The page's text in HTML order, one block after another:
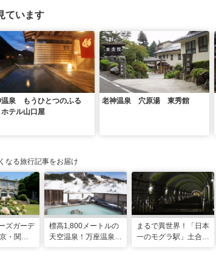
ています
温泉 もうひとつのふる
テル山口屋
老神温泉 穴原湯 東秀館
なる旅行記事をお届け
ズガーデ
・関東
標高1,800メートルの
天空温泉！万座温泉
まるで異世界！「日本
一のモグラ駅」土合駅